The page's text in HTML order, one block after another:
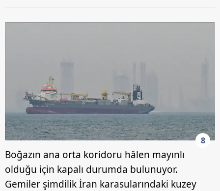
8
Boğazın ana orta koridoru hâlen mayınlı
olduğu için kapalı durumda bulunuyor.
Gemiler şimdilik İran karasularındaki kuzey